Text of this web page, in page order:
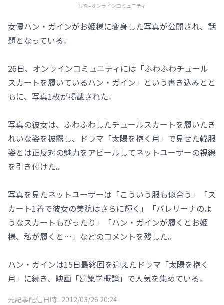
写真=オンラインコミュニティ
女優ハン・ガインがお姫様に変身した写真が公開され、話
題となっている。
26日、オンラインコミュニティには「ふわふわチュール
スカートを履いているハン・ガイン」という書き込みとと
もに、写真1枚が掲載された。
写真の彼女は、ふわふわしたチュールスカートを履いたき
れいな姿を披露し、ドラマ「太陽を抱く月」で見せた韓服
姿とは正反対の魅力をアピールしてネットユーザーの視線
を引き付けた。
写真を見たネットユーザーは「こういう服も似合う」「ス
カート1着で彼女の美貌はさらに輝く」「バレリーナのよ
うなスカートもぴったり」「ハン・ガインが履くとお姫
様、私が履くと…」などのコメントを残した。
ハン・ガインは15日最終回を迎えたドラマ「太陽を抱く
月」に続き、映画「建築学概論」で人気を集めている。
元記事配信日時 : 2012/03/26 20:24